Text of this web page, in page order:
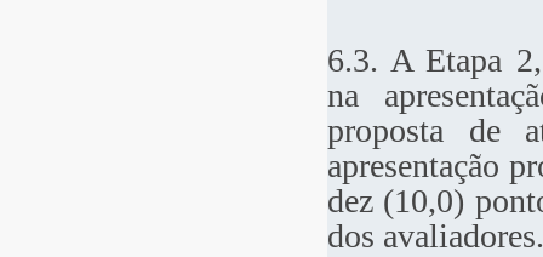
6.3. A Etapa
na
proposta de
apresentação
dez (10,0)
dos avaliadores.